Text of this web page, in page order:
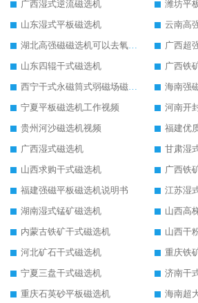
广西湿式逆流磁选机
潍坊平
山东湿式平板磁选机
云南高
湖北高强磁磁选机可以去氧化铝
广西超
山东四辊干式磁选机
广西铁
西宁干式永磁筒式弱磁场磁选机结构图
海南强
宁夏平板磁选机工作视频
河南开
贵州河沙磁选机视频
福建优
广西湿式磁选机
甘肃湿
山西求购干式磁选机
广西铁
福建强磁平板磁选机说明书
江苏湿
湖南湿式锰矿磁选机
山西高
内蒙古铁矿干式磁选机
山西干
河北矿石干式磁选机
重庆铁
宁夏三盘干式磁选机
济南干
重庆石英砂平板磁选机
海南超